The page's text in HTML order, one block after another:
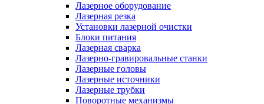
Лазерное оборудование
Лазерная резка
Установки лазерной очистки
Блоки питания
Лазерная сварка
Лазерно-гравировальные станки
Лазерные головы
Лазерные источники
Лазерные трубки
Поворотные механизмы